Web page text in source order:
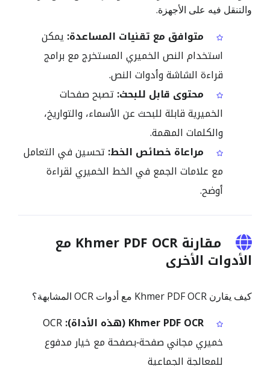
والتنقل فيه على الأجهزة.
متوافق مع تقنيات المساعدة: يمكن
استخدام النص الخميري المستخرج مع برامج
قراءة الشاشة وأدوات النص.
محتوى قابل للبحث: تصبح صفحات
الخميرية قابلة للبحث عن الأسماء، والتواريخ،
والكلمات المهمة.
مراعاة خصائص الخط: تحسين في التعامل
مع علامات الجمع في الخط الخميري لقراءة
أوضح.
مقارنة Khmer PDF OCR مع
الأدوات الأخرى
كيف يقارن Khmer PDF OCR مع أدوات OCR المشابهة؟
Khmer PDF OCR (هذه الأداة):
OCR
خميري مجاني صفحة‑بصفحة مع خيار مدفوع
للمعالجة الجماعية